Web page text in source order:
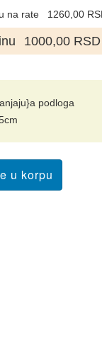
na rate 1260,00
1000,00 RSD
podloga